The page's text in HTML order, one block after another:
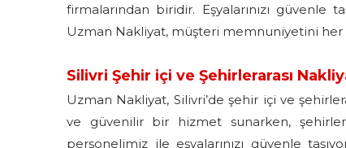
firmalarından biridir. Eşyalarınızı
Uzman Nakliyat, müşteri memnuniyetini her
Silivri Şehir içi ve Şehirlerarası
Uzman Nakliyat, Silivri’de şehir içi ve
ve güvenilir bir hizmet sunarken,
personelimiz ile eşyalarınızı güvenle